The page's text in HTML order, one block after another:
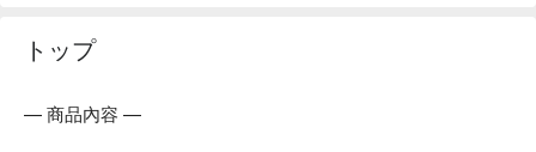
トップ
— 商品內容 —